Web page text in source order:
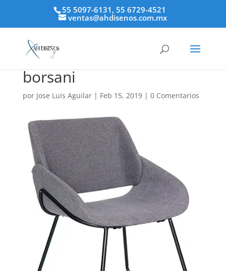
55 5097-6131, 55 6729-4521
ventas@ahdisenos.com.mx
borsani
por Jose Luis Aguilar| Feb 15, 2019| 0 Comentarios